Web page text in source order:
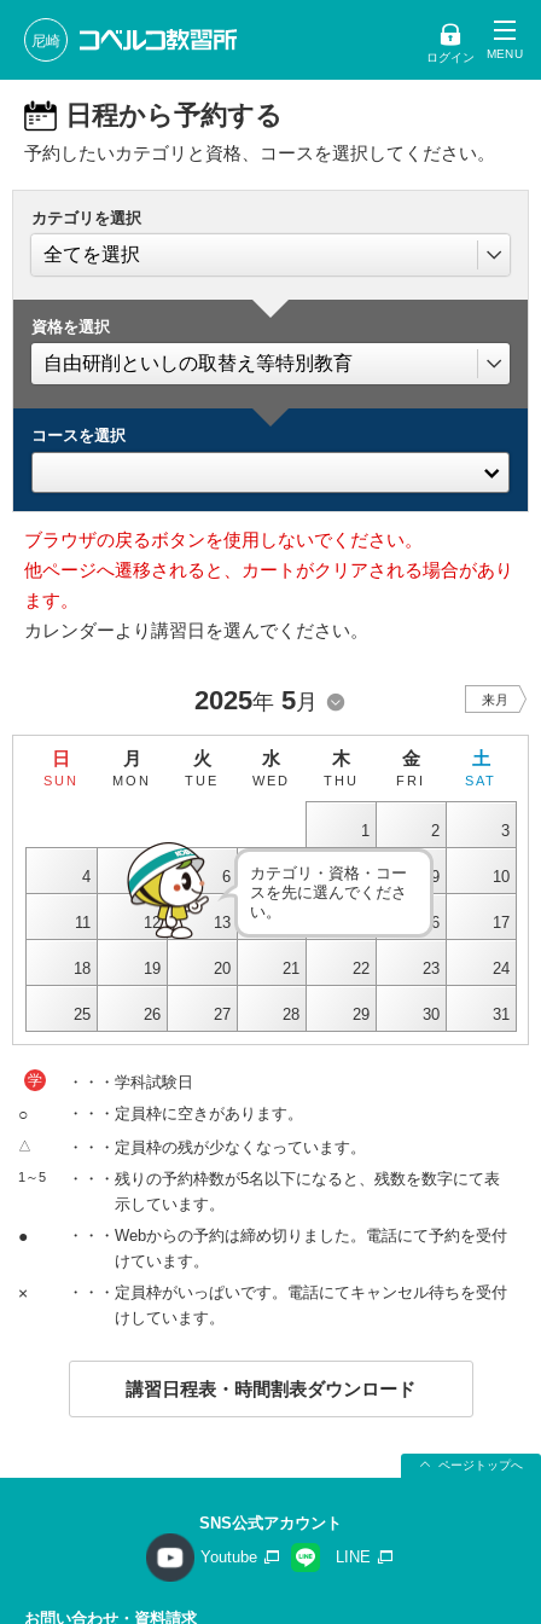
尼崎
ログイン
日程から予約する
予約したいカテゴリと資格、コースを選択してください。
カテゴリを選択
資格を選択
コースを選択
ブラウザの戻るボタンを使用しないでください。
他ページへ遷移されると、カートがクリアされる場合があり
ます。
カレンダーより講習日を選んでください。
2025年 5月 来月
日
SUN
月
MON
火
TUE
水
WED
木
THU
金
FRI
土
SAT
1 2 3
4 5 6 7 8 9 10
11 12 13 16 17
18 19 20 21 22 23 24
25 26 27 28 29 30 31
カテゴリ・資格・コー
スを先に選んでくださ
い。
学 ・・・学科試験日
○ ・・・定員枠に空きがあります。
△ ・・・定員枠の残が少なくなっています。
1～5
・・・残りの予約枠数が5名以下になると、残数を数字にて表
示しています。
●
・・・Webからの予約は締め切りました。電話にて予約を受付
けています。
×
・・・定員枠がいっぱいです。電話にてキャンセル待ちを受付
けしています。
講習日程表・時間割表ダウンロード
ページトップへ
SNS公式アカウント
Youtube
LINE
お問い合わせ・資料請求